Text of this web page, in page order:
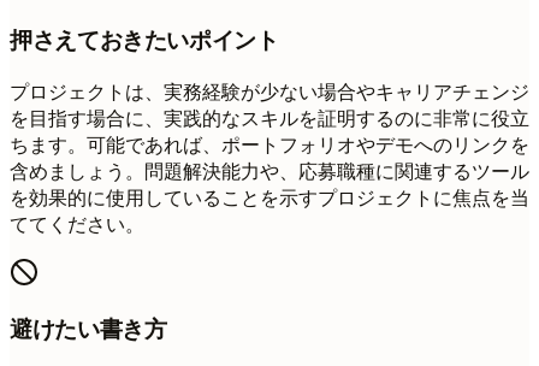
押さえておきたいポイント
プロジェクトは、実務経験が少ない場合やキャリアチェンジ
を目指す場合に、実践的なスキルを証明するのに非常に役立
ちます。可能であれば、ポートフォリオやデモへのリンクを
含めましょう。問題解決能力や、応募職種に関連するツール
を効果的に使用していることを示すプロジェクトに焦点を当
ててください。
避けたい書き方